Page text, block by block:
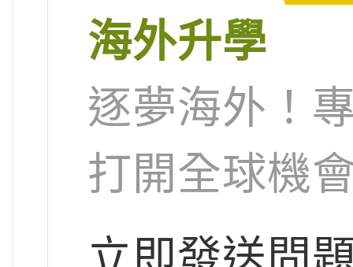
海外升學
逐夢海外！
打開全球機